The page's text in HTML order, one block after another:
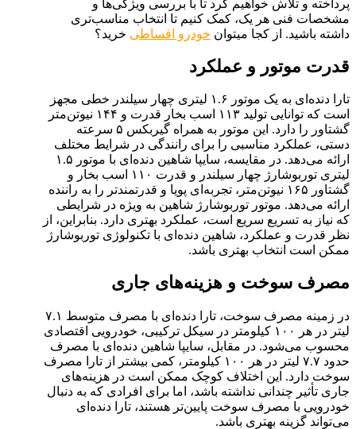
پرداخته و تلاش خواهیم کرد تا با بررسی ویژگی‌ها و
مشخصات فنی هر یک، کمک کنیم تا انتخاب مناسب‌تری
داشته باشید. از کجا میتوان خودرو اقساطی خرید؟
قدرت موتور و عملکرد
تارا دنده‌ای به یک موتور ۱.۶ لیتری چهار سیلندر خطی مجهز
است که توانایی تولید ۱۱۳ اسب بخار قدرت و ۱۴۴ نیوتن‌متر
گشتاور را دارد. این موتور به همراه گیربکس ۵ سرعته
دستی، عملکرد مناسبی را برای رانندگی در شرایط مختلف
ارائه می‌دهد. در مقایسه، سایپا شاهین دنده‌ای با موتور ۱.۵
لیتری توربوشارژ چهار سیلندر و قدرت ۱۱۰ اسب بخار و
گشتاور ۱۶۵ نیوتن‌متر، تجربه‌ای پویا و قدرتمندتر را به راننده
ارائه می‌دهد. موتور توربوشارژ شاهین به ویژه در شرایطی
که نیاز به تسریع سریع است، عملکرد بهتری دارد. بنابراین، از
نظر قدرت و عملکرد، شاهین دنده‌ای با تکنولوژی توربوشارژ
ممکن است انتخاب بهتری باشد.
مصرف سوخت و هزینه‌های جاری
در زمینه مصرف سوخت، تارا دنده‌ای با مصرف متوسط ۷.۱
لیتر در هر ۱۰۰ کیلومتر در سیکل ترکیبی، خودرویی اقتصادی
محسوب می‌شود. در مقابل، سایپا شاهین دنده‌ای با مصرف
حدود ۷.۷ لیتر در هر ۱۰۰ کیلومتر، کمی بیشتر از تارا مصرف
سوخت دارد. این اختلاف کوچک ممکن است در هزینه‌های
جاری تأثیر چندانی نداشته باشد، اما برای افرادی که به دنبال
خودرویی با مصرف سوخت پایین‌تر هستند، تارا دنده‌ای
می‌تواند گزینه بهتری باشد.